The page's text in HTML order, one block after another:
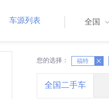
车源列表 全国
您的选择： 福特
X X
全国二手车